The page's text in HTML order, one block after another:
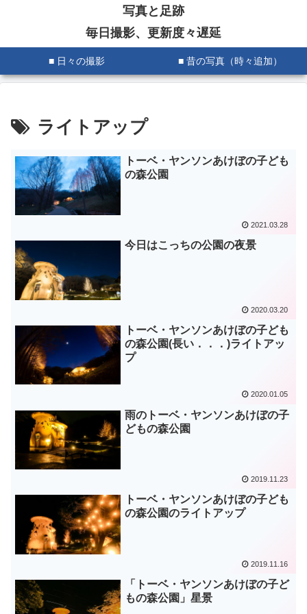
写真と足跡
毎日撮影、更新度々遅延
■ 日々の撮影 ■ 昔の写真（時々追加）
ライトアップ
トーベ・ヤンソンあけぼの子ども
の森公園
2021.03.28
今日はこっちの公園の夜景
2020.03.20
トーベ・ヤンソンあけぼの子ども
の森公園(長い．．．)ライトアッ
プ
2020.01.05
雨のトーベ・ヤンソンあけぼの子
どもの森公園
2019.11.23
トーベ・ヤンソンあけぼの子ども
の森公園のライトアップ
2019.11.16
「トーベ・ヤンソンあけぼの子ど
もの森公園」星景